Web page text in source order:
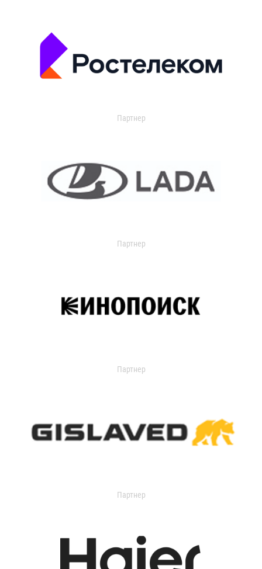
Партнер
Партнер
Партнер
Партнер